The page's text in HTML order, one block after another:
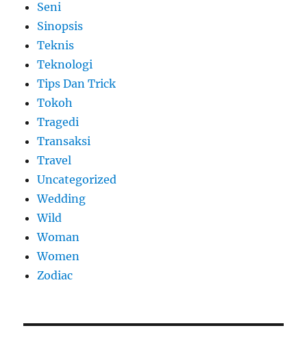
Seni
Sinopsis
Teknis
Teknologi
Tips Dan Trick
Tokoh
Tragedi
Transaksi
Travel
Uncategorized
Wedding
Wild
Woman
Women
Zodiac